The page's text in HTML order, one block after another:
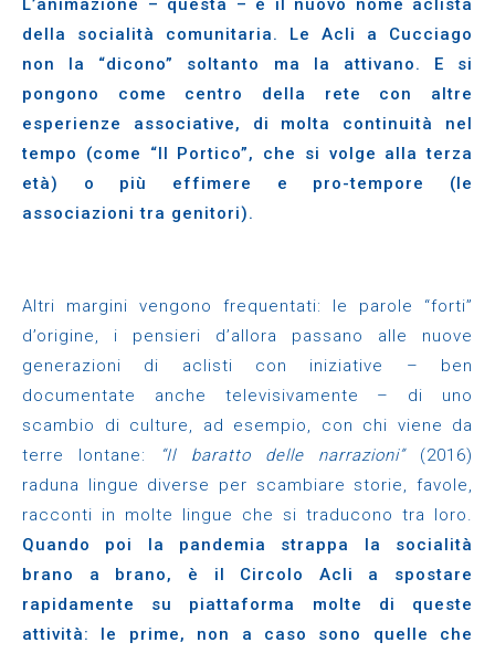
L’animazione – questa – è il nuovo nome aclista
della socialità comunitaria. Le Acli a Cucciago
non la “dicono” soltanto ma la attivano. E si
pongono come centro della rete con altre
esperienze associative, di molta continuità nel
tempo (come “Il Portico”, che si volge alla terza
età) o più effimere e pro-tempore (le
associazioni tra genitori).
Altri margini vengono frequentati: le parole “forti”
d’origine, i pensieri d’allora passano alle nuove
generazioni di aclisti con iniziative – ben
documentate anche televisivamente – di uno
scambio di culture, ad esempio, con chi viene da
terre lontane: “Il baratto delle narrazioni”(2016)
raduna lingue diverse per scambiare storie, favole,
racconti in molte lingue che si traducono tra loro.
Quando poi la pandemia strappa la socialità
brano a brano, è il Circolo Acli a spostare
rapidamente su piattaforma molte di queste
attività: le prime, non a caso sono quelle che